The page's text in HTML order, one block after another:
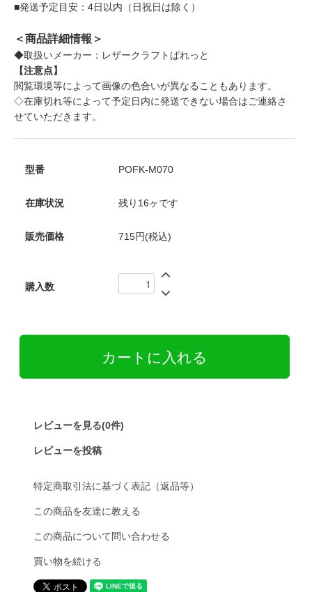
■発送予定目安：4日以内（日祝日は除く）
＜商品詳細情報＞
◆取扱いメーカー：レザークラフトぱれっと
【注意点】
閲覧環境等によって画像の色合いが異なることもあります。
◇在庫切れ等によって予定日内に発送できない場合はご連絡さ
せていただきます。
型番 POFK-M070
在庫状況 残り16ヶです
販売価格 715円(税込)
購入数
レビューを見る(0件)
レビューを投稿
特定商取引法に基づく表記（返品等）
この商品を友達に教える
この商品について問い合わせる
買い物を続ける